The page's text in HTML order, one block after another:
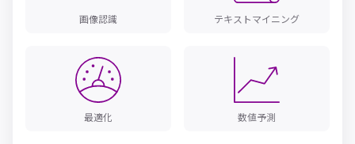
画像認識 テキストマイニング
最適化 数値予測